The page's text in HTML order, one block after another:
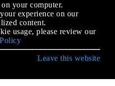
your computer.
experience on our
content.
usage, please review our
Leave this website